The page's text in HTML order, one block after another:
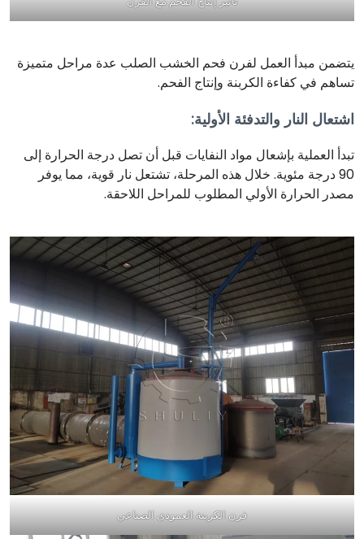
يتضمن مبدأ العمل لفرن فحم الخشب الصلب عدة مراحل متميزة
تساهم في كفاءة الكربنة وإنتاج الفحم.
اشتعال النار والتدفئة الأولية:
تبدأ العملية بإشعال مواد النفايات قبل أن تصل درجة الحرارة إلى
90 درجة مئوية. خلال هذه المرحلة، تشتعل نار قوية، مما يوفر
مصدر الحرارة الأولي المطلوب للمراحل اللاحقة.
فرن الكربنة العمودي الصناعي